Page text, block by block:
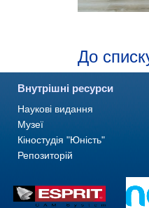
До
Внутрішні ресурси
Наукові видання
Музеї
Кіностудія "Юність"
Репозиторій